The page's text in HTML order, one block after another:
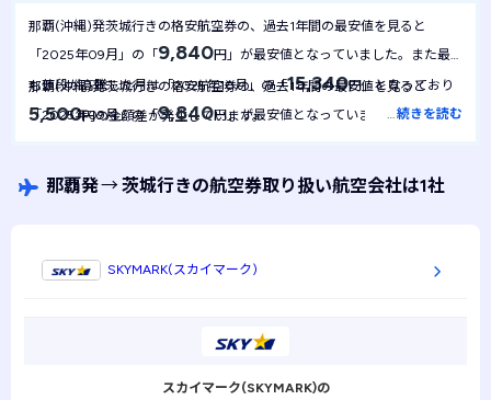
那覇(沖縄)発茨城行きの格安航空券の、過去1年間の最安値を見ると
「2025年09月」の「 9,840円」が最安値となっていました。また最
も値段が高騰した月は「2025年10月」の「15,340円」となっており
5,500円の金額差が発生しています。
那覇(沖縄)発茨城行きの格安航空券の、過去1年間の最安値を見ると
「2025年09月」の「9,840円」が最安値となっていました。1年間を
…続きを読む
那覇発→茨城行きの航空券取り扱い航空会社は1社
SKYMARK(スカイマーク)
スカイマーク(SKYMARK)の